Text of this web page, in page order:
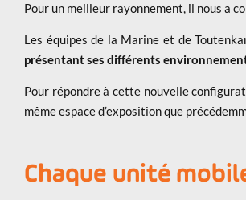
Pour un meilleur rayonnement, il nous a
Les équipes de la Marine et de
présentant ses différents
Pour répondre à cette nouvelle
même espace d’exposition que
Chaque unité